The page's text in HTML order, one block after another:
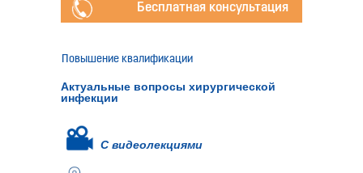
Бесплатная консультация
Актуальные вопросы хирургической
инфекции
Повышение квалификации
С видеолекциями